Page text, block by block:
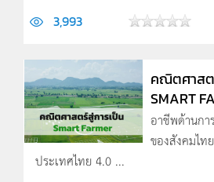
3,993
คณิตศาสต
SMART
อาชีพด้านก
ของสังคมไท
ประเทศไทย 4.0 ...